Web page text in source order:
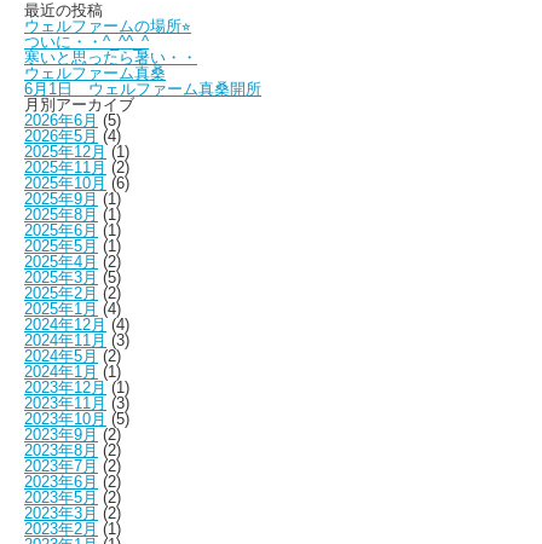
最近の投稿
ウェルファームの場所⭐︎
ついに・・^_^^_^
寒いと思ったら暑い・・
ウェルファーム真桑
6月1日 ウェルファーム真桑開所
月別アーカイブ
2026年6月 (5)
2026年5月 (4)
2025年12月 (1)
2025年11月 (2)
2025年10月 (6)
2025年9月 (1)
2025年8月 (1)
2025年6月 (1)
2025年5月 (1)
2025年4月 (2)
2025年3月 (5)
2025年2月 (2)
2025年1月 (4)
2024年12月 (4)
2024年11月 (3)
2024年5月 (2)
2024年1月 (1)
2023年12月 (1)
2023年11月 (3)
2023年10月 (5)
2023年9月 (2)
2023年8月 (2)
2023年7月 (2)
2023年6月 (2)
2023年5月 (2)
2023年3月 (2)
2023年2月 (1)